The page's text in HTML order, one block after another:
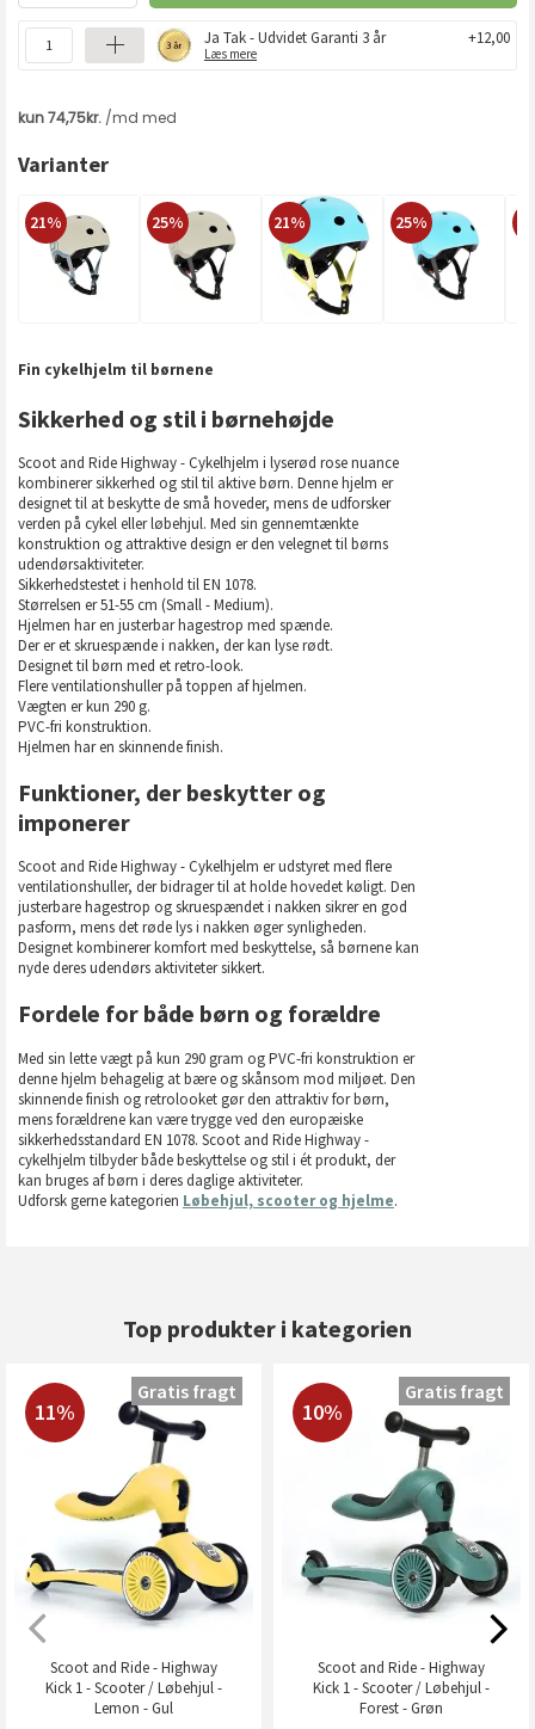
Ja Tak - Udvidet Garanti 3 år
Læs mere
+12,00
Varianter
21% 25% 21% 25%
Fin cykelhjelm til børnene
Sikkerhed og stil i børnehøjde
Scoot and Ride Highway - Cykelhjelm i lyserød rose nuance
kombinerer sikkerhed og stil til aktive børn. Denne hjelm er
designet til at beskytte de små hoveder, mens de udforsker
verden på cykel eller løbehjul. Med sin gennemtænkte
konstruktion og attraktive design er den velegnet til børns
udendørsaktiviteter.
Sikkerhedstestet i henhold til EN 1078.
Størrelsen er 51-55 cm (Small - Medium).
Hjelmen har en justerbar hagestrop med spænde.
Der er et skruespænde i nakken, der kan lyse rødt.
Designet til børn med et retro-look.
Flere ventilationshuller på toppen af hjelmen.
Vægten er kun 290 g.
PVC-fri konstruktion.
Hjelmen har en skinnende finish.
Funktioner, der beskytter og
imponerer
Scoot and Ride Highway - Cykelhjelm er udstyret med flere
ventilationshuller, der bidrager til at holde hovedet køligt. Den
justerbare hagestrop og skruespændet i nakken sikrer en god
pasform, mens det røde lys i nakken øger synligheden.
Designet kombinerer komfort med beskyttelse, så børnene kan
nyde deres udendørs aktiviteter sikkert.
Fordele for både børn og forældre
Med sin lette vægt på kun 290 gram og PVC-fri konstruktion er
denne hjelm behagelig at bære og skånsom mod miljøet. Den
skinnende finish og retrolooket gør den attraktiv for børn,
mens forældrene kan være trygge ved den europæiske
sikkerhedsstandard EN 1078. Scoot and Ride Highway -
cykelhjelm tilbyder både beskyttelse og stil i ét produkt, der
kan bruges af børn i deres daglige aktiviteter.
Udforsk gerne kategorien Løbehjul, scooter og hjelme.
Top produkter i kategorien
11%
Scoot and Ride - Highway
Kick 1 - Scooter / Løbehjul -
Lemon - Gul
Gratis fragt
10%
Scoot and Ride - Highway
Kick 1 - Scooter / Løbehjul -
Forest - Grøn
Gratis fragt